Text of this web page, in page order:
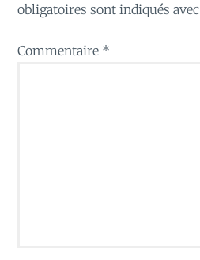
obligatoires sont indiqués avec
Commentaire *